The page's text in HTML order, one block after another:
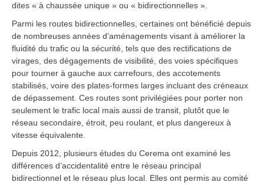
dites « à chaussée unique » ou « bidirectionnelles ».
Parmi les routes bidirectionnelles, certaines ont bénéficié depuis
de nombreuses années d’aménagements visant à améliorer la
fluidité du trafic ou la sécurité, tels que des rectifications de
virages, des dégagements de visibilité, des voies spécifiques
pour tourner à gauche aux carrefours, des accotements
stabilisés, voire des plates-formes larges incluant des créneaux
de dépassement. Ces routes sont privilégiées pour porter non
seulement le trafic local mais aussi de transit, plutôt que le
réseau secondaire, étroit, peu roulant, et plus dangereux à
vitesse équivalente.
Depuis 2012, plusieurs études du Cerema ont examiné les
différences d’accidentalité entre le réseau principal
bidirectionnel et le réseau plus local. Elles ont permis au comité